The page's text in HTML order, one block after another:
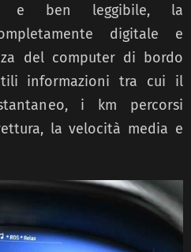
e ben leggibile, la
digitale e
del computer di bordo
informazioni tra cui il
i km percorsi
la velocità media e